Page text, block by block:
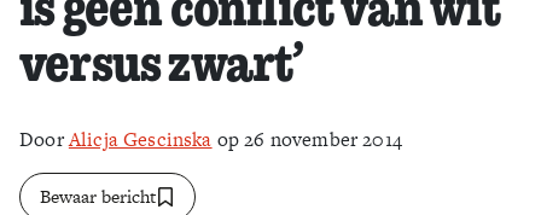
versus zwart’
DoorAlicja Gescinska op 26 november 2014
Bewaar bericht